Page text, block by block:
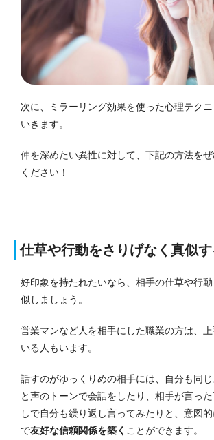
次に、ミラーリング効果を使った心理テク
いきます。
仲を深めたい異性に対して、下記の方法を
ください！
仕草や行動をさりげなく真似す
好印象を持たれたいなら、相手の仕草や行
似しましょう。
営業マンなど人を相手にした職業の方は、
いる人もいます。
話すのがゆっくりめの相手には、自分も同
と声のトーンで会話をしたり、相手が言っ
しで自分も繰り返し言ってみたりと、意図
で友好な信頼関係を築く ことができます。